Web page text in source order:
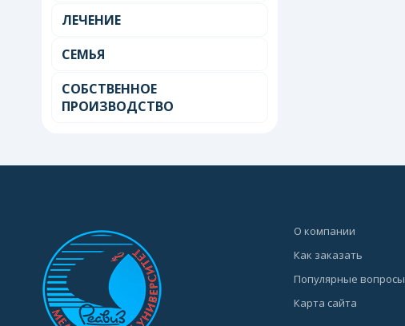
ЛЕЧЕНИЕ
СЕМЬЯ
СОБСТВЕННОЕ
ПРОИЗВОДСТВО
О компании
Как заказать
Популярные вопросы
Карта сайта